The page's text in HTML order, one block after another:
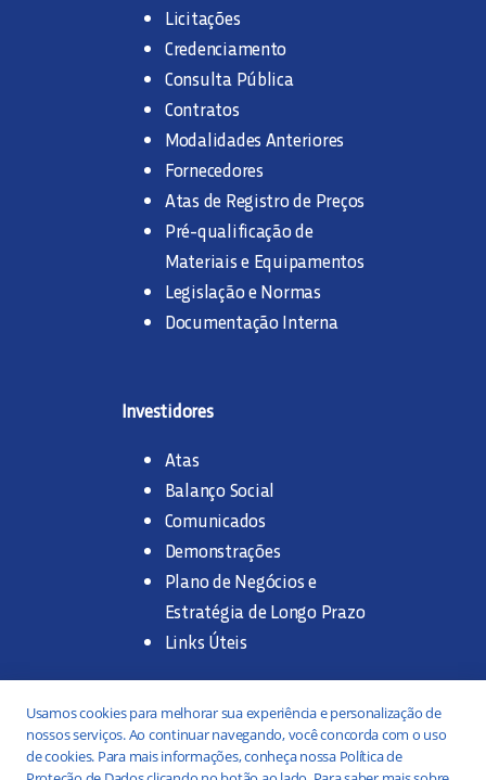
Licitações
Credenciamento
Consulta Pública
Contratos
Modalidades Anteriores
Fornecedores
Atas de Registro de Preços
Pré-qualificação de
Materiais e Equipamentos
Legislação e Normas
Documentação Interna
Investidores
Atas
Balanço Social
Comunicados
Demonstrações
Plano de Negócios e
Estratégia de Longo Prazo
Links Úteis
Trabalhe na SANASA
Concurso Público
Usamos cookies para melhorar sua experiência e personalização de
nossos serviços. Ao continuar navegando, você concorda com o uso
de cookies. Para mais informações, conheça nossa Política de